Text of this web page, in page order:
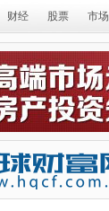
财经 股票 市场